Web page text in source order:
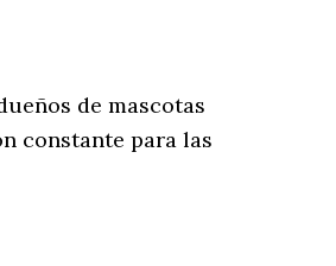
de mascotas
constante para las